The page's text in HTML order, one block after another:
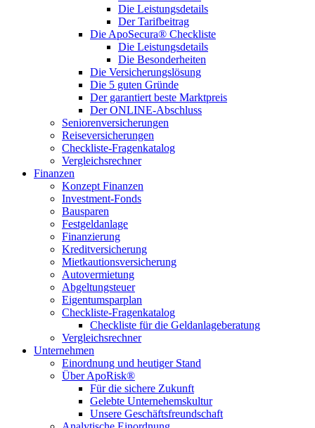
Die Leistungsdetails
Der Tarifbeitrag
Die ApoSecura® Checkliste
Die Leistungsdetails
Die Besonderheiten
Die Versicherungslösung
Die 5 guten Gründe
Der garantiert beste Marktpreis
Der ONLINE-Abschluss
Seniorenversicherungen
Reiseversicherungen
Checkliste-Fragenkatalog
Vergleichsrechner
Finanzen
Konzept Finanzen
Investment-Fonds
Bausparen
Festgeldanlage
Finanzierung
Kreditversicherung
Mietkautionsversicherung
Autovermietung
Abgeltungsteuer
Eigentumsparplan
Checkliste-Fragenkatalog
Checkliste für die Geldanlageberatung
Vergleichsrechner
Unternehmen
Einordnung und heutiger Stand
Über ApoRisk®
Für die sichere Zukunft
Gelebte Unternehemskultur
Unsere Geschäftsfreundschaft